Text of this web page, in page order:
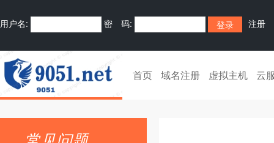
用户名: 密 码: 注册
首页 域名注册 虚拟主机 云